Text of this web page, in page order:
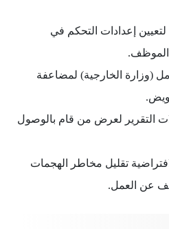
إعدادات التحكم في
الموظف.
(وزارة الخارجية) لمضاعفة
التقرير لعرض من قام بالوصول
تقليل مخاطر الهجمات
عن العمل.